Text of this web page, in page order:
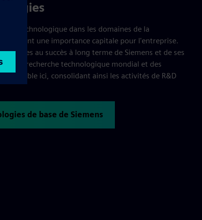
technologique dans les domaines de la
revêtent une importance capitale pour l'entreprise.
au succès à long terme de Siemens et de ses
de recherche technologique mondial et des
ici, consolidant ainsi les activités de R&D
de base de Siemens